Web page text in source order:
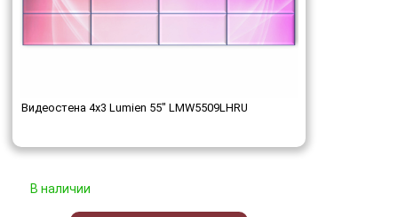
Видеостена 4x3 Lumien 55" LMW5509LHRU
В наличии